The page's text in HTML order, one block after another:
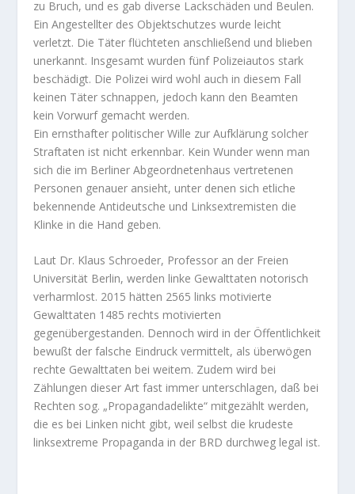
zu Bruch, und es gab diverse Lackschäden und Beulen.
Ein Angestellter des Objektschutzes wurde leicht
verletzt. Die Täter flüchteten anschließend und blieben
unerkannt. Insgesamt wurden fünf Polizeiautos stark
beschädigt. Die Polizei wird wohl auch in diesem Fall
keinen Täter schnappen, jedoch kann den Beamten
kein Vorwurf gemacht werden.
Ein ernsthafter politischer Wille zur Aufklärung solcher
Straftaten ist nicht erkennbar. Kein Wunder wenn man
sich die im Berliner Abgeordnetenhaus vertretenen
Personen genauer ansieht, unter denen sich etliche
bekennende Antideutsche und Linksextremisten die
Klinke in die Hand geben.
Laut Dr. Klaus Schroeder, Professor an der Freien
Universität Berlin, werden linke Gewalttaten notorisch
verharmlost. 2015 hätten 2565 links motivierte
Gewalttaten 1485 rechts motivierten
gegenübergestanden. Dennoch wird in der Öffentlichkeit
bewußt der falsche Eindruck vermittelt, als überwögen
rechte Gewalttaten bei weitem. Zudem wird bei
Zählungen dieser Art fast immer unterschlagen, daß bei
Rechten sog. „Propagandadelikte“ mitgezählt werden,
die es bei Linken nicht gibt, weil selbst die krudeste
linksextreme Propaganda in der BRD durchweg legal ist.